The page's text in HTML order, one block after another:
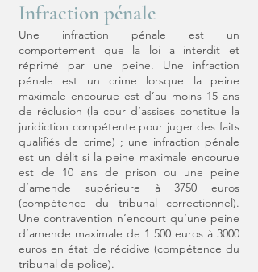
Infraction pénale
Une infraction pénale est un
comportement que la loi a interdit et
réprimé par une peine. Une infraction
pénale est un crime lorsque la peine
maximale encourue est d’au moins 15 ans
de réclusion (la cour d’assises constitue la
juridiction compétente pour juger des faits
qualifiés de crime) ; une infraction pénale
est un délit si la peine maximale encourue
est de 10 ans de prison ou une peine
d’amende supérieure à 3750 euros
(compétence du tribunal correctionnel).
Une contravention n’encourt qu’une peine
d’amende maximale de 1 500 euros à 3000
euros en état de récidive (compétence du
tribunal de police).